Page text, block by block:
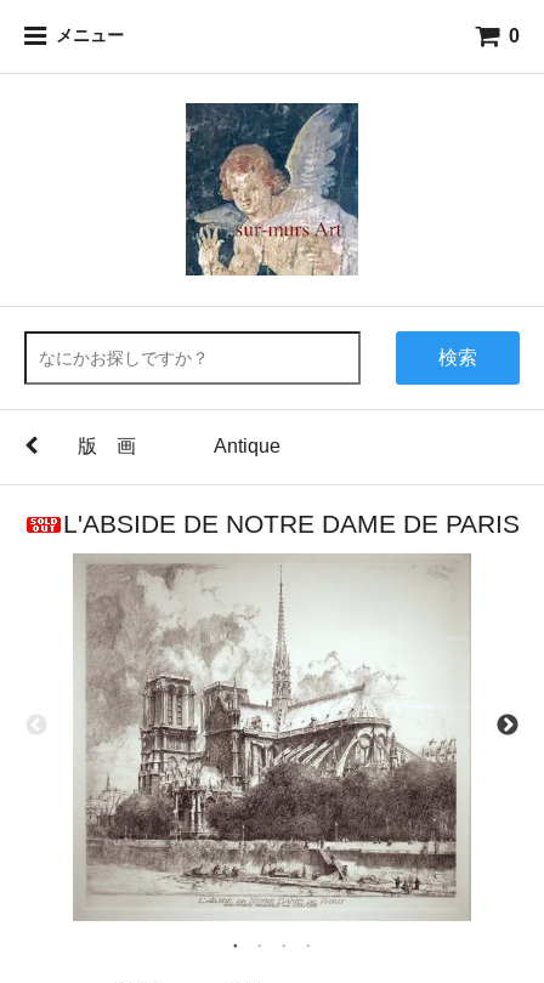
メニュー 0
検索
版 画 Antique
L'ABSIDE DE NOTRE DAME DE PARIS